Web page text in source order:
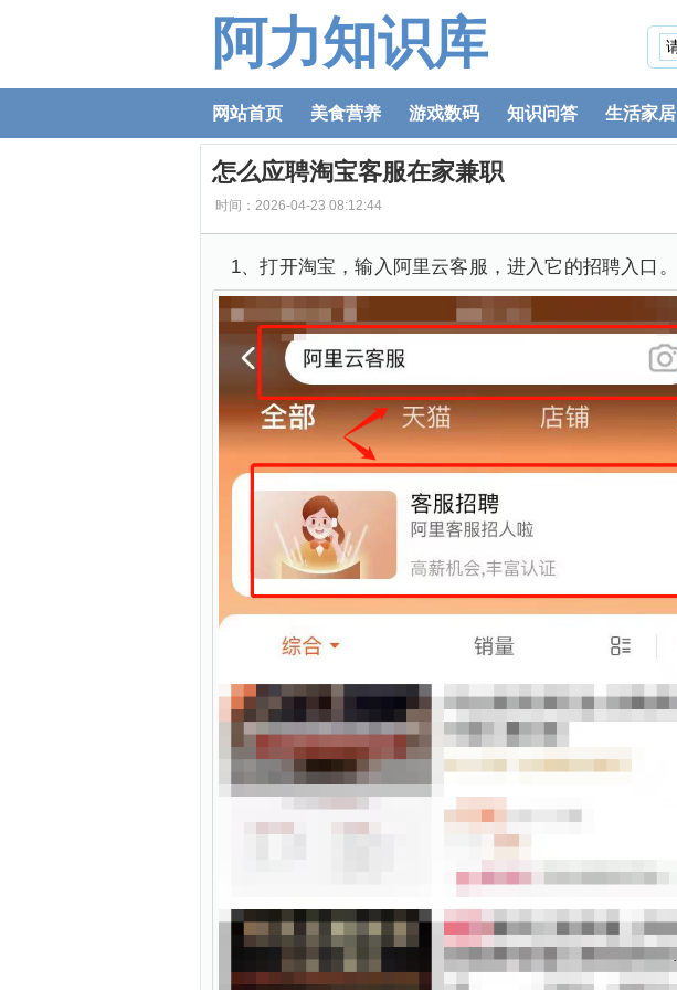
阿力知识库
网站首页 美食营养 游戏数码 知识问答 生活家居
怎么应聘淘宝客服在家兼职
时间：2026-04-23 08:12:44
1、打开淘宝，输入阿里云客服，进入它的招聘入口。